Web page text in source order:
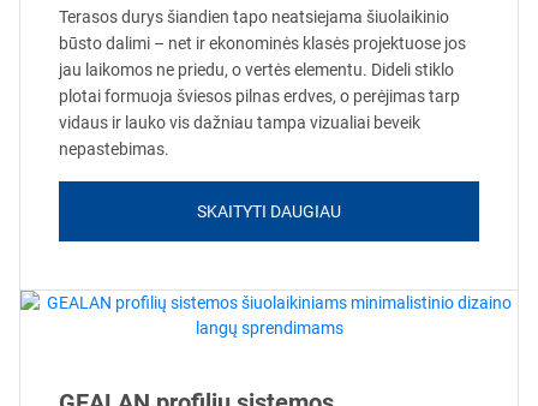
Terasos durys šiandien tapo neatsiejama šiuolaikinio
būsto dalimi – net ir ekonominės klasės projektuose jos
jau laikomos ne priedu, o vertės elementu. Dideli stiklo
plotai formuoja šviesos pilnas erdves, o perėjimas tarp
vidaus ir lauko vis dažniau tampa vizualiai beveik
nepastebimas.
SKAITYTI DAUGIAU